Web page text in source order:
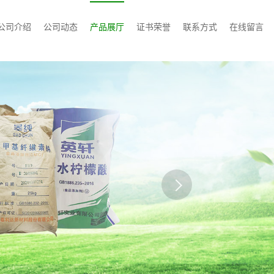
司介绍 公司动态 产品展厅 证书荣誉 联系方式 在线留言